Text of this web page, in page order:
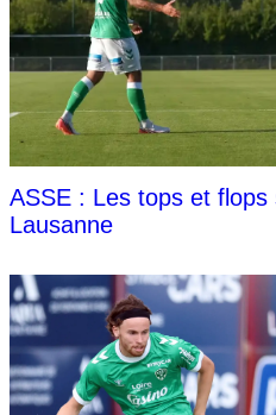
ASSE : Les tops et
Lausanne